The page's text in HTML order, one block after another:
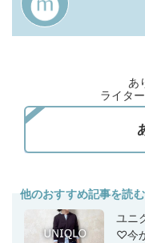
あ
ライタ
他のおすすめ記事を読む
ユニ
♡今